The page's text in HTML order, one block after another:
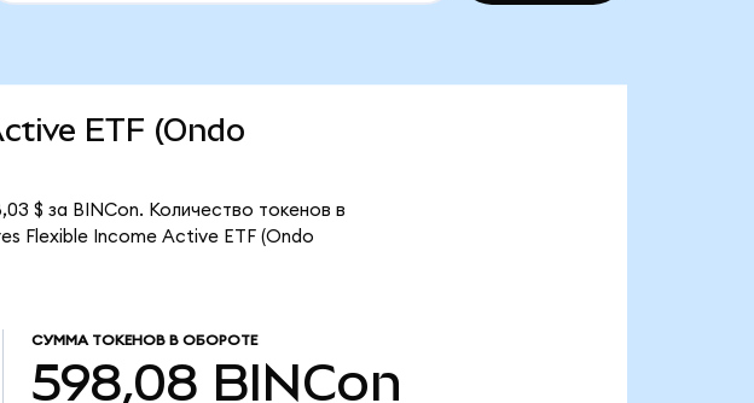
ETF (Ondo
$ за BINCon. Количество токенов в
Flexible Income Active ETF (Ondo
СУММА ТОКЕНОВ В ОБОРОТЕ
598,08 BINCon